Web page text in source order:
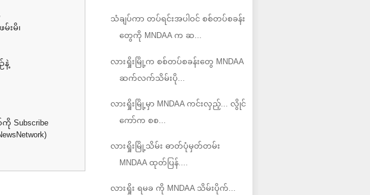
းမိ၊
နဲ့
Subscribe
သံချပ်ကာ တပ်ရင်းအပါဝင် စစ်တပ်စခန်း
တွေကို MNDAA က ဆ...
လားရှိုးမြို့က စစ်တပ်စခန်းတွေ MNDAA
ဆက်လက်သိမ်းပို...
လားရှိုးမြို့မှာ MNDAA ကင်းလှည့်... လွိုင်
ကော်က စစ...
လားရှိုးမြို့သိမ်း ဓာတ်ပုံမှတ်တမ်း
MNDAA ထုတ်ပြန်....
လားရှိုး ရမခ ကို MNDAA သိမ်းပိုက်...